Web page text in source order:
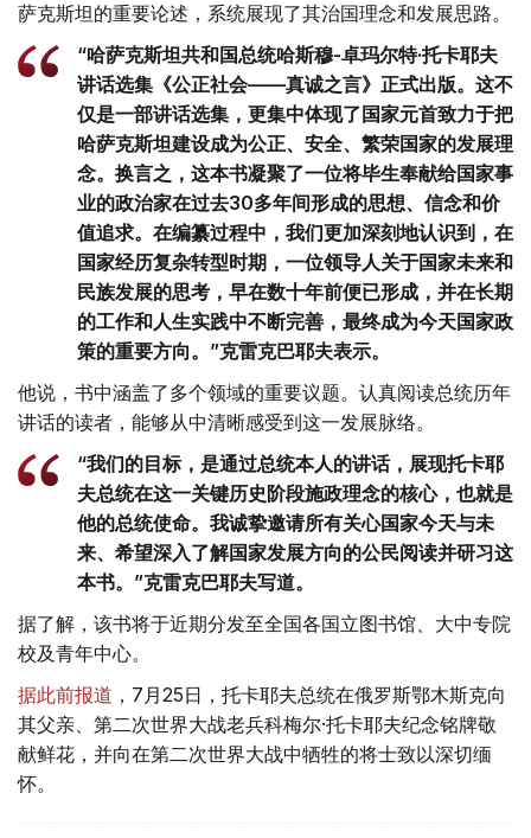
萨克斯坦的重要论述，系统展现了其治国理念和发展思路。
“哈萨克斯坦共和国总统哈斯穆-卓玛尔特·托卡耶夫
讲话选集《公正社会——真诚之言》正式出版。这不
仅是一部讲话选集，更集中体现了国家元首致力于把
哈萨克斯坦建设成为公正、安全、繁荣国家的发展理
念。换言之，这本书凝聚了一位将毕生奉献给国家事
业的政治家在过去30多年间形成的思想、信念和价
值追求。在编纂过程中，我们更加深刻地认识到，在
国家经历复杂转型时期，一位领导人关于国家未来和
民族发展的思考，早在数十年前便已形成，并在长期
的工作和人生实践中不断完善，最终成为今天国家政
策的重要方向。”克雷克巴耶夫表示。
他说，书中涵盖了多个领域的重要议题。认真阅读总统历年
讲话的读者，能够从中清晰感受到这一发展脉络。
“我们的目标，是通过总统本人的讲话，展现托卡耶
夫总统在这一关键历史阶段施政理念的核心，也就是
他的总统使命。我诚挚邀请所有关心国家今天与未
来、希望深入了解国家发展方向的公民阅读并研习这
本书。”克雷克巴耶夫写道。
据了解，该书将于近期分发至全国各国立图书馆、大中专院
校及青年中心。
据此前报道 ，7月25日，托卡耶夫总统在俄罗斯鄂木斯克向
其父亲、第二次世界大战老兵科梅尔·托卡耶夫纪念铭牌敬
献鲜花，并向在第二次世界大战中牺牲的将士致以深切缅
怀。